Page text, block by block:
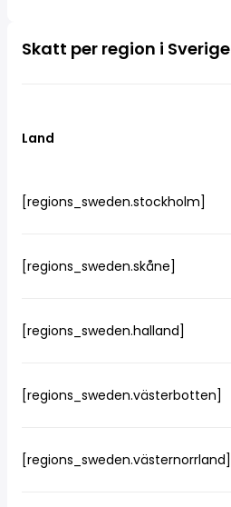
Skatt per region i Sverige
Land
[regions_sweden.stockholm]
[regions_sweden.skåne]
[regions_sweden.halland]
[regions_sweden.västerbotten]
[regions_sweden.västernorrland]